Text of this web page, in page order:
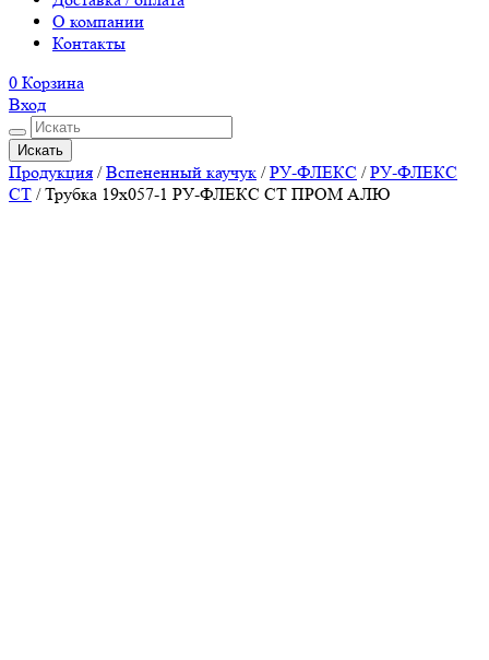
О компании
Контакты
0 Корзина
Вход
Искать
Продукция /Вспененный каучук /РУ-ФЛЕКС /РУ-ФЛЕКС
СТ /Трубка 19х057-1 РУ-ФЛЕКС СТ ПРОМ АЛЮ